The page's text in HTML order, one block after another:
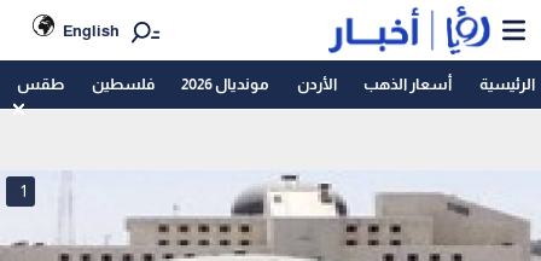
English
الرئيسية أسعار الذهب الأردن مونديال 2026 فلسطين طقس
1